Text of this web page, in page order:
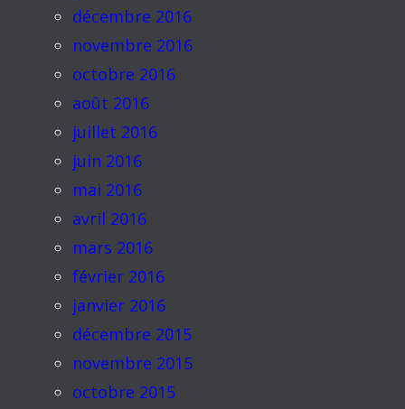
décembre 2016
novembre 2016
octobre 2016
août 2016
juillet 2016
juin 2016
mai 2016
avril 2016
mars 2016
février 2016
janvier 2016
décembre 2015
novembre 2015
octobre 2015